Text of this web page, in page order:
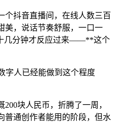
个抖音直播间，在线人数三百
美，说话节奏舒服，一口一
几分钟才反应过来——**这个
字人已经能做到这个程度
块人民币，折腾了一周，
普通创作者能用的阶段，但水